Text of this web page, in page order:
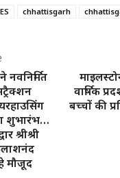
chhattisgarh
शुभारंभ…
श्रीश्री
मौजूद
वार्षिक
बच्चों की